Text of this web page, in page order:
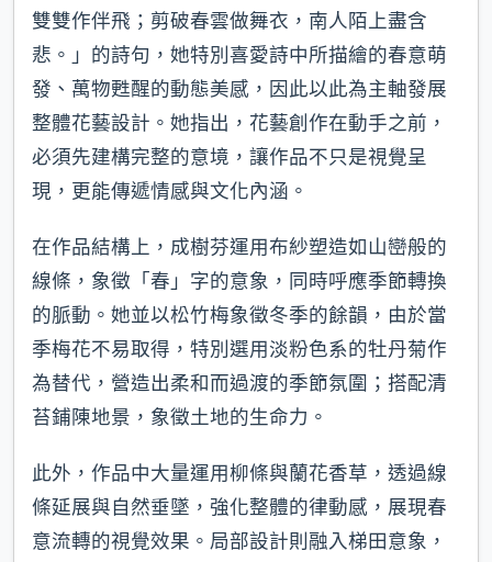
雙雙作伴飛；剪破春雲做舞衣，南人陌上盡含
悲。」的詩句，她特別喜愛詩中所描繪的春意萌
發、萬物甦醒的動態美感，因此以此為主軸發展
整體花藝設計。她指出，花藝創作在動手之前，
必須先建構完整的意境，讓作品不只是視覺呈
現，更能傳遞情感與文化內涵。
在作品結構上，成樹芬運用布紗塑造如山巒般的
線條，象徵「春」字的意象，同時呼應季節轉換
的脈動。她並以松竹梅象徵冬季的餘韻，由於當
季梅花不易取得，特別選用淡粉色系的牡丹菊作
為替代，營造出柔和而過渡的季節氛圍；搭配清
苔鋪陳地景，象徵土地的生命力。
此外，作品中大量運用柳條與蘭花香草，透過線
條延展與自然垂墜，強化整體的律動感，展現春
意流轉的視覺效果。局部設計則融入梯田意象，